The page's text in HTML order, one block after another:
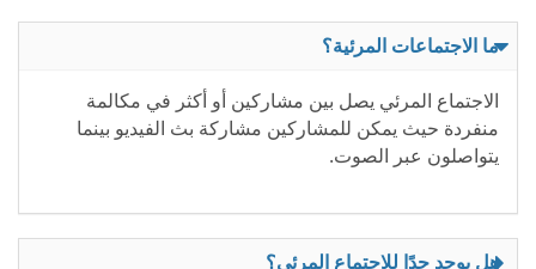
ما الاجتماعات المرئية؟
الاجتماع المرئي يصل بين مشاركين أو أكثر في مكالمة
منفردة حيث يمكن للمشاركين مشاركة بث الفيديو بينما
يتواصلون عبر الصوت.
هل يوجد حدًا للاجتماع المرئي؟